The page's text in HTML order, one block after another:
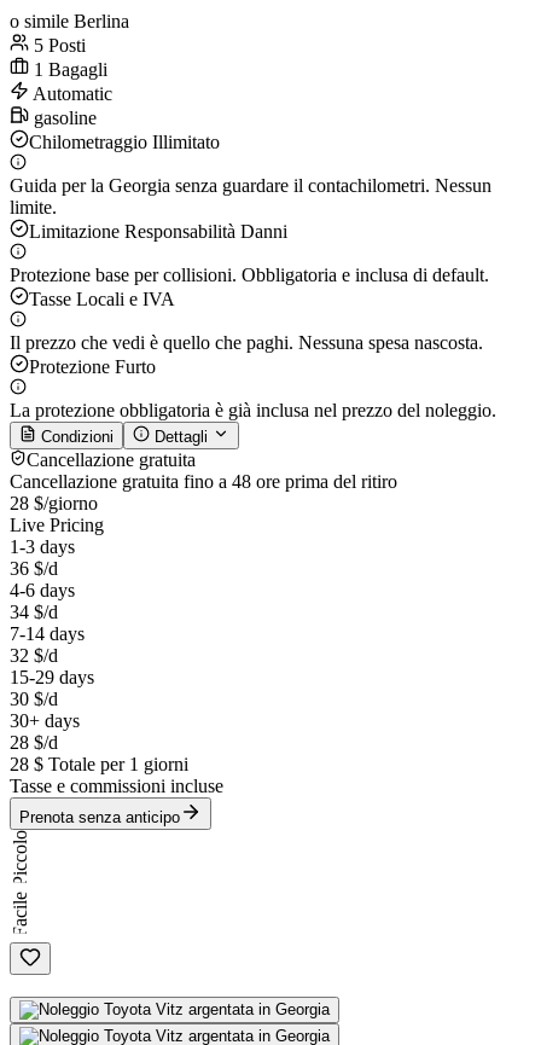
o simile Berlina
5 Posti
1 Bagagli
Automatic
gasoline
Chilometraggio Illimitato
Guida per la Georgia senza guardare il contachilometri. Nessun
limite.
Limitazione Responsabilità Danni
Protezione base per collisioni. Obbligatoria e inclusa di default.
Tasse Locali e IVA
Il prezzo che vedi è quello che paghi. Nessuna spesa nascosta.
Protezione Furto
La protezione obbligatoria è già inclusa nel prezzo del noleggio.
Condizioni Dettagli
Cancellazione gratuita
Cancellazione gratuita fino a 48 ore prima del ritiro
28 $/giorno
Live Pricing
1-3 days
36 $/d
4-6 days
34 $/d
7-14 days
32 $/d
15-29 days
30 $/d
30+ days
28 $/d
28 $ Totale per 1 giorni
Tasse e commissioni incluse
Prenota senza anticipo
Piccolo
Facile